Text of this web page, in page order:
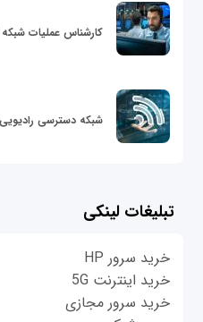
کارشناس عملیات
شبکه دسترسی
تبلیغات لینکی
خرید سرور HP
خرید اینترنت 5G
خرید سرور مجازی